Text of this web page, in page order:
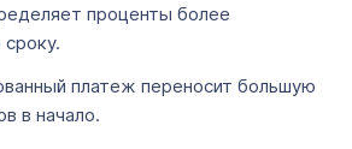
проценты более
платеж переносит большую
в начало.